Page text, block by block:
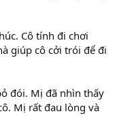
Cô tính đi chơi
giúp cô cởi trói để đi
đói. Mị đã nhìn thấy
Mị rất đau lòng và